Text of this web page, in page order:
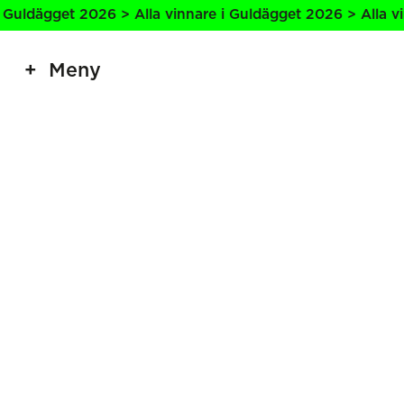
2026 > Alla vinnare i Guldägget 2026 > Alla
Meny